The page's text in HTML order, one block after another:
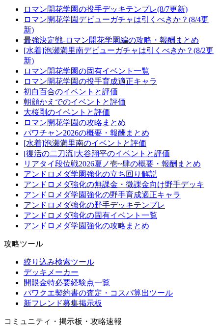
ロマン開花学園の投手デッキテンプレ(8/7更新)
ロマン開花学園デビューガチャは引くべきか？(8/4更
新)
最強決定戦-ロマン開花学園編の攻略・報酬まとめ
[水着]泡瀬満里南デビューガチャは引くべきか？(8/2更
新)
ロマン開花学園の固有イベント一覧
ロマン開花学園の投手育成適正キャラ
初白百合のイベントと評価
朝顔かえでのイベントと評価
大桜剛のイベントと評価
ロマン開花学園の攻略まとめ
パワチャン2026の概要・報酬まとめ
[水着]泡瀬満里南のイベントと評価
[復活の二刀流]大谷翔平のイベントと評価
リアタイ段位戦2026夏ノ壱~肆の概要・報酬まとめ
アンドロメダ学園強化の立ち回り解説
アンドロメダ強化の無課金・微課金向け野手デッキ
アンドロメダ学園強化の野手育成適正キャラ
アンドロメダ強化の野手デッキテンプレ
アンドロメダ強化の固有イベント一覧
アンドロメダ学園強化の攻略まとめ
攻略ツール
絞り込み検索ツール
デッキメーカー
開眼金特必要経験点一覧
パワクエ契約書の査定・コスパ算出ツール
新フレンド募集掲示板
コミュニティ・掲示板・攻略速報